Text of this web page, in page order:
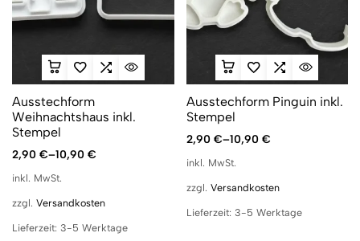
Ausstechform
Weihnachtshaus inkl.
Stempel
2,90 €–10,90 €
inkl. MwSt.
zzgl. Versandkosten
Lieferzeit: 3-5 Werktage
Ausstechform Pinguin inkl.
Stempel
2,90 €–10,90 €
inkl. MwSt.
zzgl. Versandkosten
Lieferzeit: 3-5 Werktage